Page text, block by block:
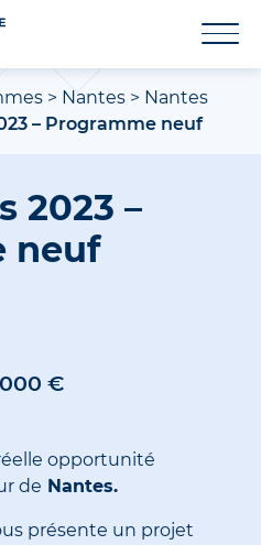
> Nantes > Nantes
– Programme neuf
2023 –
neuf
€
opportunité
de Nantes.
présente un projet